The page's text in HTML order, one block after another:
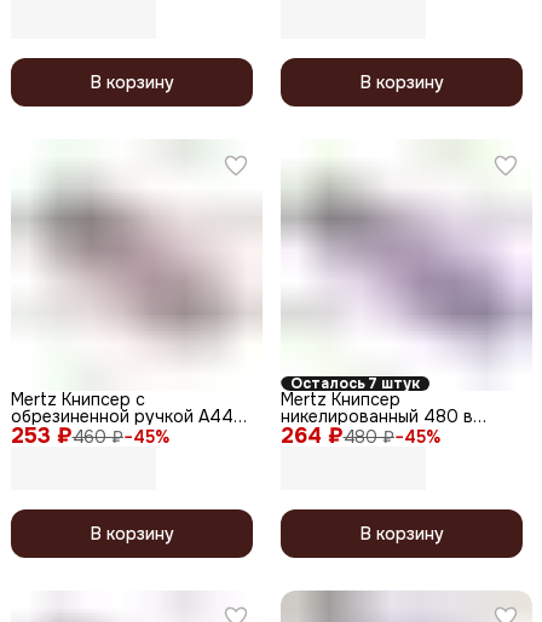
В корзину В корзину
253 ₽460 ₽−45%
Mertz Книпсер с
обрезиненной ручкой A442
большой, оранжевый, 9 см
В корзину
Осталось 7 штук
264 ₽480 ₽−45%
Mertz Книпсер
никелированный 480 в
цветочек, 8 см
В корзину